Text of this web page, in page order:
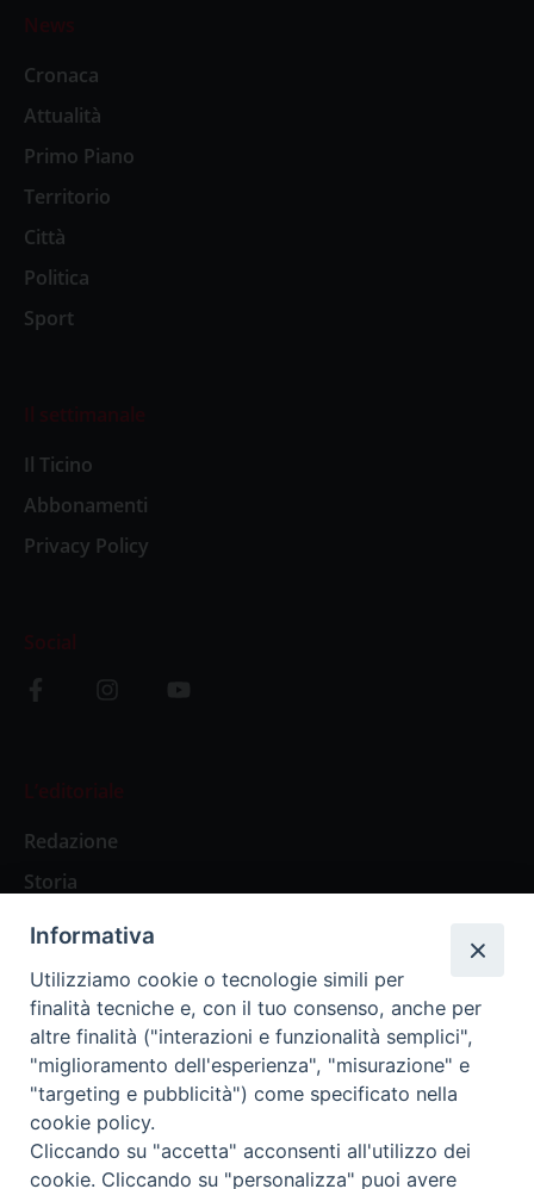
News
Cronaca
Attualità
Primo Piano
Territorio
Città
Politica
Sport
Il settimanale
Il Ticino
Abbonamenti
Privacy Policy
Social
L’editoriale
Redazione
Storia
Abbonamenti
Abbonamento Annuale Digitale
Abbonamento Annuale Cartaceo
Abbonamento Singola Copia Digitale
Informativa
Utilizziamo cookie o tecnologie simili per
finalità tecniche e, con il tuo consenso, anche per
altre finalità ("interazioni e funzionalità semplici",
"miglioramento dell'esperienza", "misurazione" e
"targeting e pubblicità") come specificato nella
cookie policy.
Cliccando su "accetta" acconsenti all'utilizzo dei
cookie. Cliccando su "personalizza" puoi avere